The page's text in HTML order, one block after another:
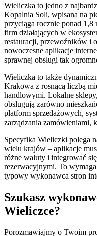
Wieliczka to jedno z
Kopalnia Soli, wpisana na
przyciąga rocznie ponad 1,8
firm działających w
restauracji, przewoźników i
nowoczesne aplikacje
sprawnej obsługi tak
Wieliczka to także
Krakowa z rosnącą liczbą
handlowymi. Lokalne
obsługują zarówno
platform sprzedażowych,
zarządzania zamówieniami,
Specyfika Wieliczki polega
wielu krajów – aplikacje
różne waluty i integrować
rezerwacyjnymi. To
typowy wykonawca stron
Szukasz
Wieliczce?
Porozmawiajmy o Twoim